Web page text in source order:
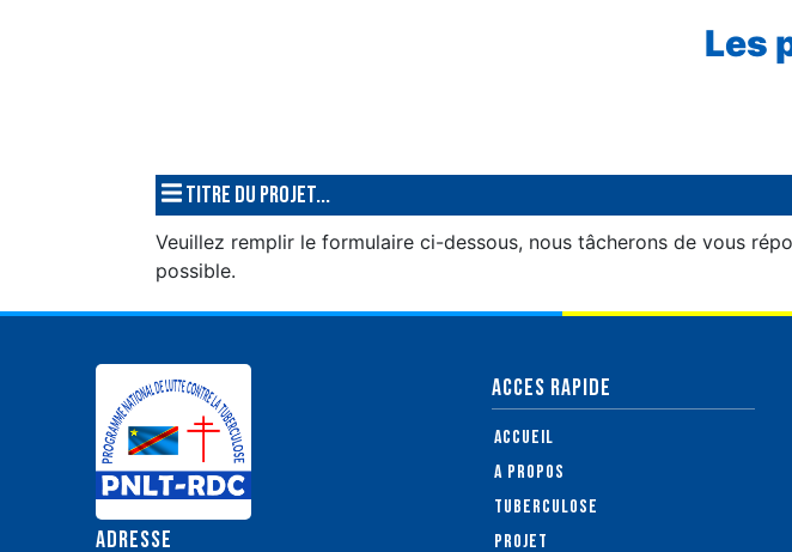
Les
Titre du projet...
Veuillez remplir le formulaire ci-dessous, nous tâcherons de vous
possible.
ADRESSE
ACCES RAPIDE
Accueil
A propos
Tuberculose
Projet